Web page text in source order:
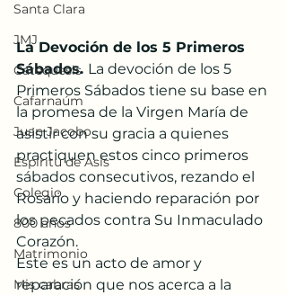
Santa Clara
JMJ
Catequesis
Cafarnaúm
Juan Jacobo
Espíritu de Asís
Colegio
800 años
Matrimonio
Mis cabras
La Devoción de los 5 Primeros
Sábados. La devoción de los 5
Primeros Sábados tiene su base en
la promesa de la Virgen María de
asistir con su gracia a quienes
practiquen estos cinco primeros
sábados consecutivos, rezando el
Rosario y haciendo reparación por
los pecados contra Su Inmaculado
Corazón.
Este es un acto de amor y
reparación que nos acerca a la